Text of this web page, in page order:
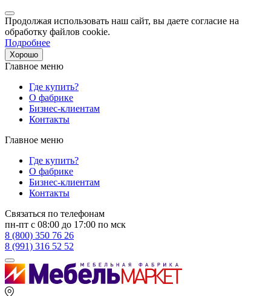
Продолжая использовать наш сайт, вы даете согласие на
обработку файлов cookie.
Подробнее
Хорошо
Главное меню
Где купить?
О фабрике
Бизнес-клиентам
Контакты
Главное меню
Где купить?
О фабрике
Бизнес-клиентам
Контакты
Связаться по телефонам
пн-пт с 08:00 до 17:00 по мск
8 (800) 350 76 26
8 (991) 316 52 52